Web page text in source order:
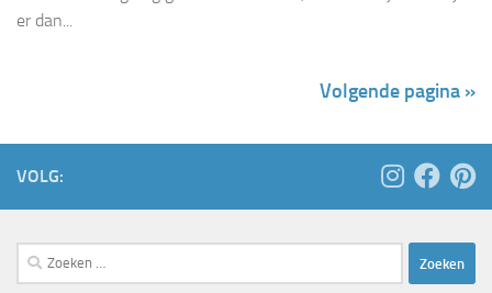
er dan...
Volgende pagina »
VOLG:
Zoeken
naar: